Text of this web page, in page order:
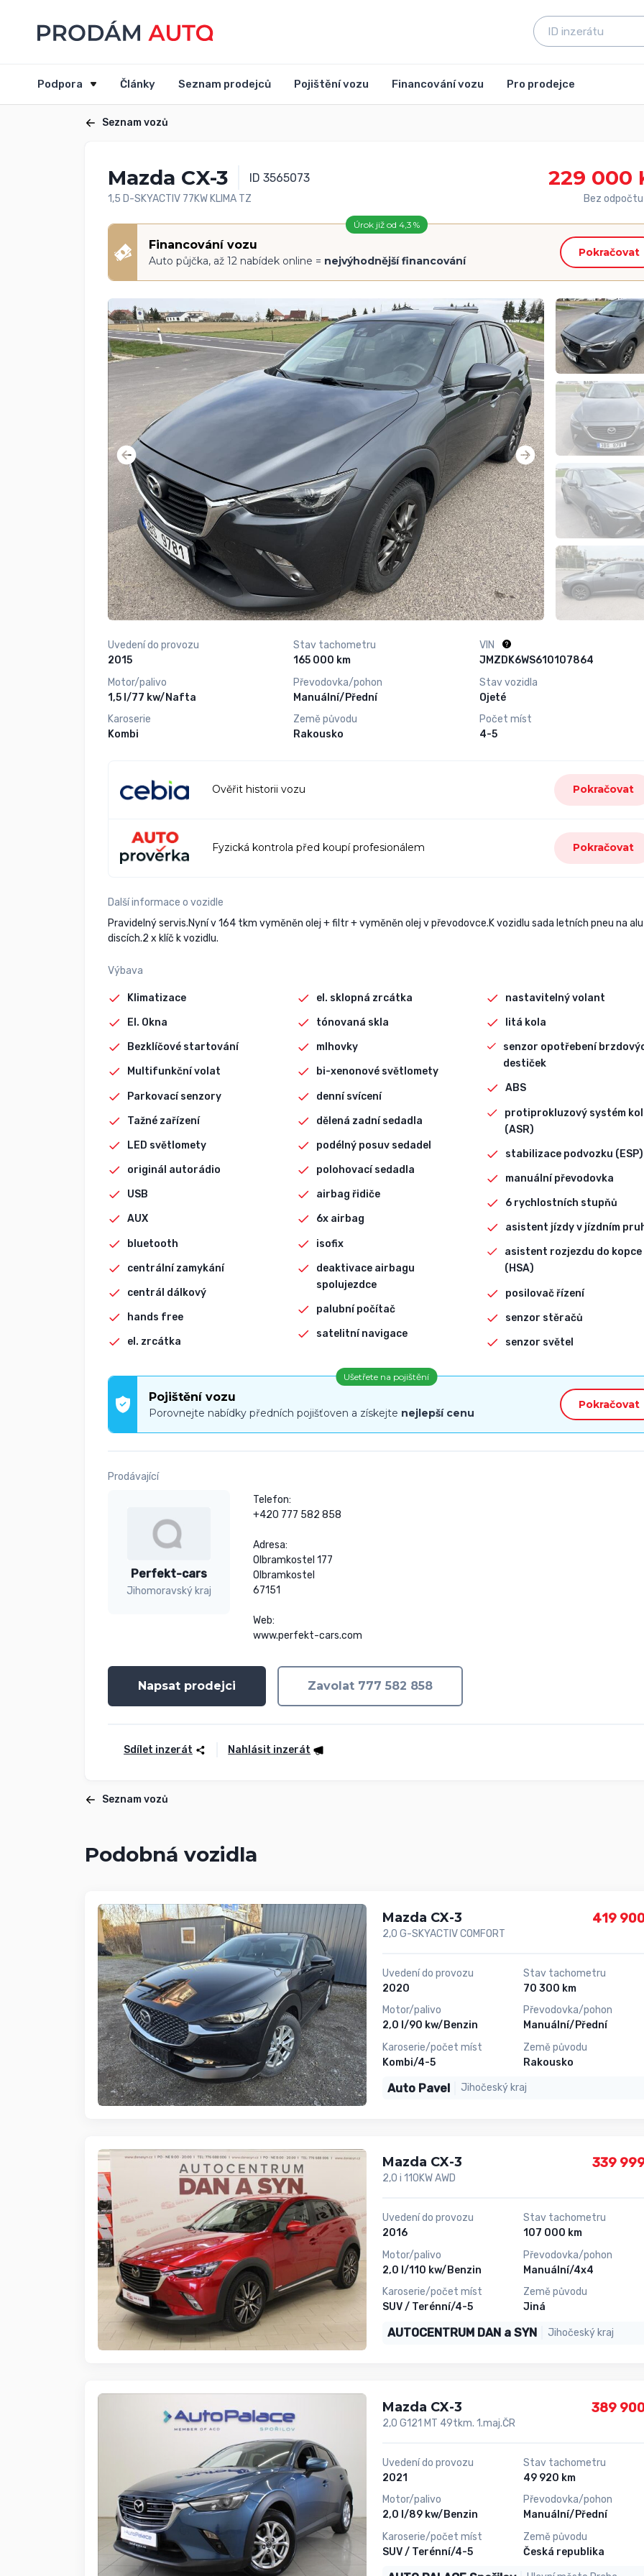
Podpora Články Seznam prodejců Pojištění vozu Financování vozu Pro prodejce
Seznam vozů
Mazda CX-3 ID 3565073
1,5 D-SKYACTIV 77KW KLIMA TZ
229 000
Bez odpočtu
Úrok již od 4,3 %
Financování vozu
Auto půjčka, až 12 nabídek online = nejvýhodnější financování
Pokračovat
Uvedení do provozu
2015
Motor/palivo
1,5 l/77 kw/Nafta
Karoserie
Kombi
Stav tachometru
165 000 km
Převodovka/pohon
Manuální/Přední
Země původu
Rakousko
VIN
JMZDK6WS610107864
Stav vozidla
Ojeté
Počet míst
4-5
Ověřit historii vozu Pokračovat
Fyzická kontrola před koupí profesionálem Pokračovat
Další informace o vozidle
Pravidelný servis.Nyní v 164 tkm vyměněn olej + filtr + vyměněn olej v převodovce.K vozidlu sada letních pneu na alu
discích.2 x klíč k vozidlu.
Výbava
Klimatizace
El. Okna
Bezklíčové startování
Multifunkční volat
Parkovací senzory
Tažné zařízení
LED světlomety
originál autorádio
USB
AUX
bluetooth
centrální zamykání
centrál dálkový
hands free
el. zrcátka
el. sklopná zrcátka
tónovaná skla
mlhovky
bi-xenonové světlomety
denní svícení
dělená zadní sedadla
podélný posuv sedadel
polohovací sedadla
airbag řidiče
6x airbag
isofix
deaktivace airbagu
spolujezdce
palubní počítač
satelitní navigace
nastavitelný volant
litá kola
senzor opotřebení
destiček
ABS
protiprokluzový systém kol
(ASR)
stabilizace podvozku (ESP)
manuální převodovka
6 rychlostních stupňů
asistent jízdy v jízdním
asistent rozjezdu do kopce
(HSA)
posilovač řízení
senzor stěračů
senzor světel
Ušetřete na pojištění
Pojištění vozu
Porovnejte nabídky předních pojišťoven a získejte nejlepší cenu
Pokračovat
Prodávající
Perfekt-cars
Jihomoravský kraj
Telefon:
+420 777 582 858
Adresa:
Olbramkostel 177
Olbramkostel
67151
Web:
www.perfekt-cars.com
Napsat prodejci Zavolat 777 582 858
Sdílet inzerát Nahlásit inzerát
Seznam vozů
Podobná vozidla
Mazda CX-3
2,0 G-SKYACTIV COMFORT
419
Uvedení do provozu
2020
Motor/palivo
2,0 l/90 kw/Benzin
Karoserie/počet míst
Kombi/4-5
Stav tachometru
70 300 km
Převodovka/pohon
Manuální/Přední
Země původu
Rakousko
Auto Pavel Jihočeský kraj
Mazda CX-3
2,0 i 110KW AWD
339
Uvedení do provozu
2016
Motor/palivo
2,0 l/110 kw/Benzin
Karoserie/počet míst
SUV / Terénní/4-5
Stav tachometru
107 000 km
Převodovka/pohon
Manuální/4x4
Země původu
Jiná
AUTOCENTRUM DAN a SYN Jihočeský kraj
Mazda CX-3
2,0 G121 MT 49tkm. 1.maj.ČR
389
Uvedení do provozu
2021
Motor/palivo
2,0 l/89 kw/Benzin
Karoserie/počet míst
SUV / Terénní/4-5
Stav tachometru
49 920 km
Převodovka/pohon
Manuální/Přední
Země původu
Česká republika